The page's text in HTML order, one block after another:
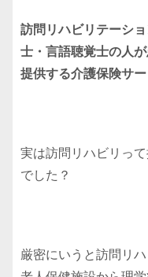
訪問リハビリテーシ
士・言語聴覚士の人
提供する介護保険サー
実は訪問リハビリっ
でした？
厳密にいうと訪問リ